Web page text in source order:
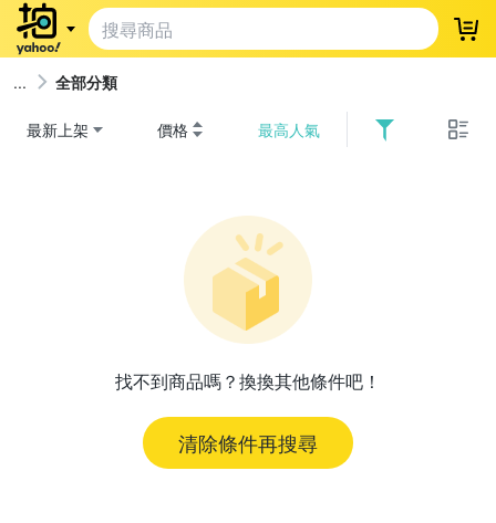
登
全部分類
最新上架 價格 最高人氣
找不到商品嗎？換換其他條件吧！
清除條件再搜尋